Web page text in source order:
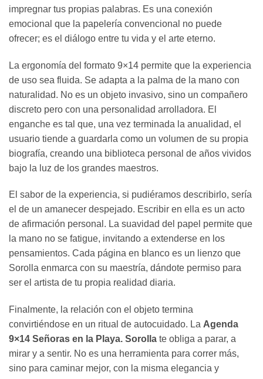
impregnar tus propias palabras. Es una conexión
emocional que la papelería convencional no puede
ofrecer; es el diálogo entre tu vida y el arte eterno.
La ergonomía del formato 9×14 permite que la experiencia
de uso sea fluida. Se adapta a la palma de la mano con
naturalidad. No es un objeto invasivo, sino un compañero
discreto pero con una personalidad arrolladora. El
enganche es tal que, una vez terminada la anualidad, el
usuario tiende a guardarla como un volumen de su propia
biografía, creando una biblioteca personal de años vividos
bajo la luz de los grandes maestros.
El sabor de la experiencia, si pudiéramos describirlo, sería
el de un amanecer despejado. Escribir en ella es un acto
de afirmación personal. La suavidad del papel permite que
la mano no se fatigue, invitando a extenderse en los
pensamientos. Cada página en blanco es un lienzo que
Sorolla enmarca con su maestría, dándote permiso para
ser el artista de tu propia realidad diaria.
Finalmente, la relación con el objeto termina
convirtiéndose en un ritual de autocuidado. La Agenda
9×14 Señoras en la Playa. Sorolla te obliga a parar, a
mirar y a sentir. No es una herramienta para correr más,
sino para caminar mejor, con la misma elegancia y